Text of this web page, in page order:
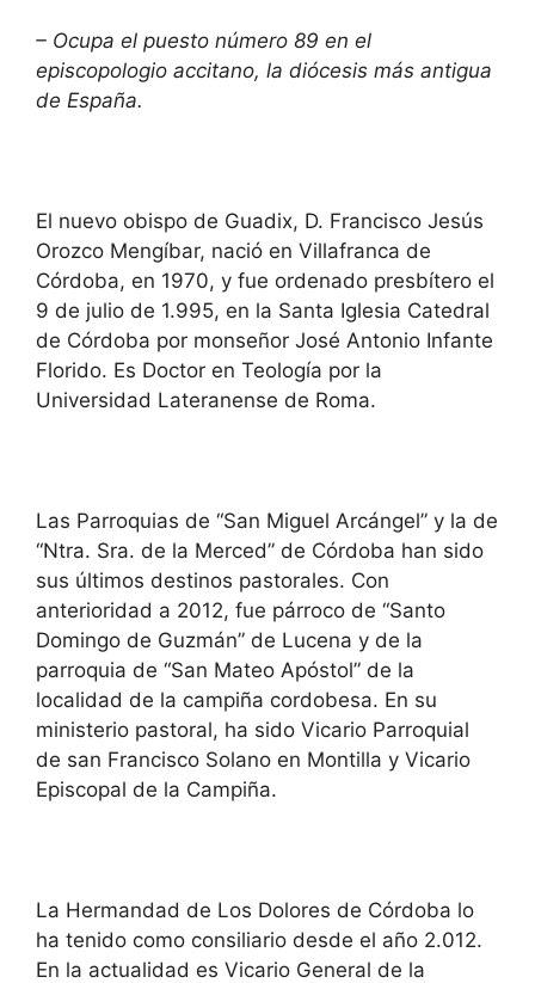
– Ocupa el puesto número 89 en el
episcopologio accitano, la diócesis más antigua
de España.
El nuevo obispo de Guadix, D. Francisco Jesús
Orozco Mengíbar, nació en Villafranca de
Córdoba, en 1970, y fue ordenado presbítero el
9 de julio de 1.995, en la Santa Iglesia Catedral
de Córdoba por monseñor José Antonio Infante
Florido. Es Doctor en Teología por la
Universidad Lateranense de Roma.
Las Parroquias de “San Miguel Arcángel” y la de
“Ntra. Sra. de la Merced” de Córdoba han sido
sus últimos destinos pastorales. Con
anterioridad a 2012, fue párroco de “Santo
Domingo de Guzmán” de Lucena y de la
parroquia de “San Mateo Apóstol” de la
localidad de la campiña cordobesa. En su
ministerio pastoral, ha sido Vicario Parroquial
de san Francisco Solano en Montilla y Vicario
Episcopal de la Campiña.
La Hermandad de Los Dolores de Córdoba lo
ha tenido como consiliario desde el año 2.012.
En la actualidad es Vicario General de la